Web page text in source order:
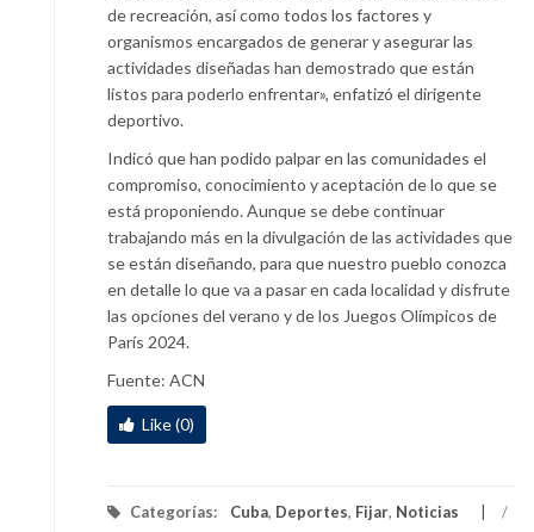
de recreación, así como todos los factores y
organismos encargados de generar y asegurar las
actividades diseñadas han demostrado que están
listos para poderlo enfrentar», enfatizó el dirigente
deportivo.
Indicó que han podido palpar en las comunidades el
compromiso, conocimiento y aceptación de lo que se
está proponiendo. Aunque se debe continuar
trabajando más en la divulgación de las actividades que
se están diseñando, para que nuestro pueblo conozca
en detalle lo que va a pasar en cada localidad y disfrute
las opciones del verano y de los Juegos Olímpicos de
París 2024.
Fuente: ACN
Like (0)
Categorías: Cuba, Deportes, Fijar, Noticias /